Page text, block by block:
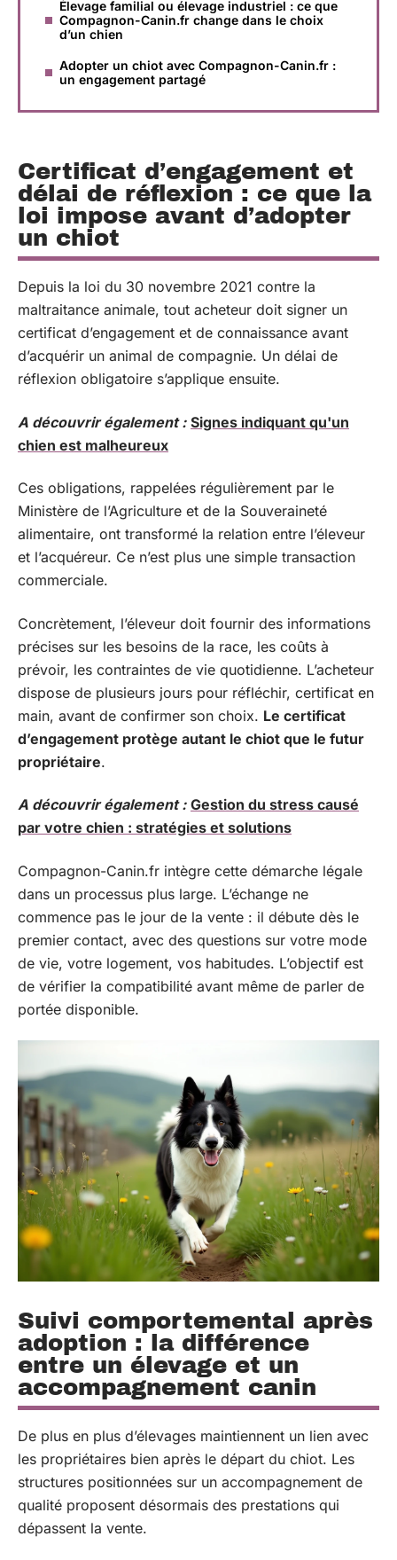
Élevage familial ou élevage industriel : ce que
Compagnon-Canin.fr change dans le choix
d’un chien
Adopter un chiot avec Compagnon-Canin.fr :
un engagement partagé
Certificat d’engagement et
délai de réflexion : ce que la
loi impose avant d’adopter
un chiot
Depuis la loi du 30 novembre 2021 contre la
maltraitance animale, tout acheteur doit signer un
certificat d’engagement et de connaissance avant
d’acquérir un animal de compagnie. Un délai de
réflexion obligatoire s’applique ensuite.
A découvrir également : Signes indiquant qu'un
chien est malheureux
Ces obligations, rappelées régulièrement par le
Ministère de l’Agriculture et de la Souveraineté
alimentaire, ont transformé la relation entre l’éleveur
et l’acquéreur. Ce n’est plus une simple transaction
commerciale.
Concrètement, l’éleveur doit fournir des informations
précises sur les besoins de la race, les coûts à
prévoir, les contraintes de vie quotidienne. L’acheteur
dispose de plusieurs jours pour réfléchir, certificat en
main, avant de confirmer son choix. Le certificat
d’engagement protège autant le chiot que le futur
propriétaire.
A découvrir également : Gestion du stress causé
par votre chien : stratégies et solutions
Compagnon-Canin.fr intègre cette démarche légale
dans un processus plus large. L’échange ne
commence pas le jour de la vente : il débute dès le
premier contact, avec des questions sur votre mode
de vie, votre logement, vos habitudes. L’objectif est
de vérifier la compatibilité avant même de parler de
portée disponible.
Suivi comportemental après
adoption : la différence
entre un élevage et un
accompagnement canin
De plus en plus d’élevages maintiennent un lien avec
les propriétaires bien après le départ du chiot. Les
structures positionnées sur un accompagnement de
qualité proposent désormais des prestations qui
dépassent la vente.